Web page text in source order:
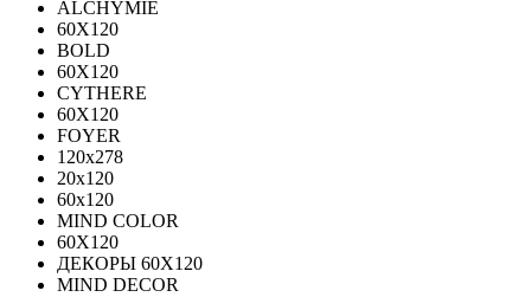
ALCHYMIE
60Х120
BOLD
60X120
CYTHERE
60X120
FOYER
120х278
20х120
60х120
MIND COLOR
60Х120
ДЕКОРЫ 60Х120
MIND DECOR